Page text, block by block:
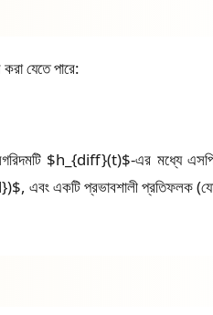
যেতে পারে:
$h_{diff}(t)$-এর মধ্যে
একটি প্রভাবশালী প্রতিফলক